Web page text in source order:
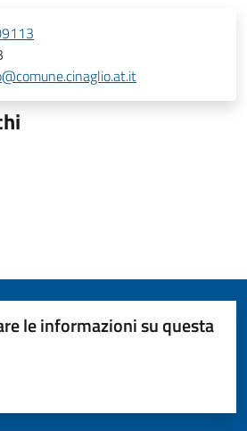
le informazioni su questa
5 stelle su 5
su 5
su 5